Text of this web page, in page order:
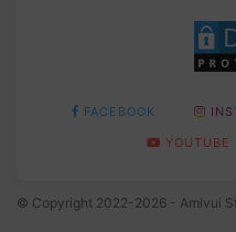
FACEBOOK
YOUTUBE
© Copyright 2022-2026 - Amivui